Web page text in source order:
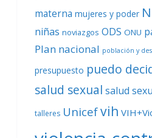
materna mujeres y poder
niñas noviazgos ODS ONU
Plan nacional población y
presupuesto puedo
salud sexual salud
talleres Unicefvih